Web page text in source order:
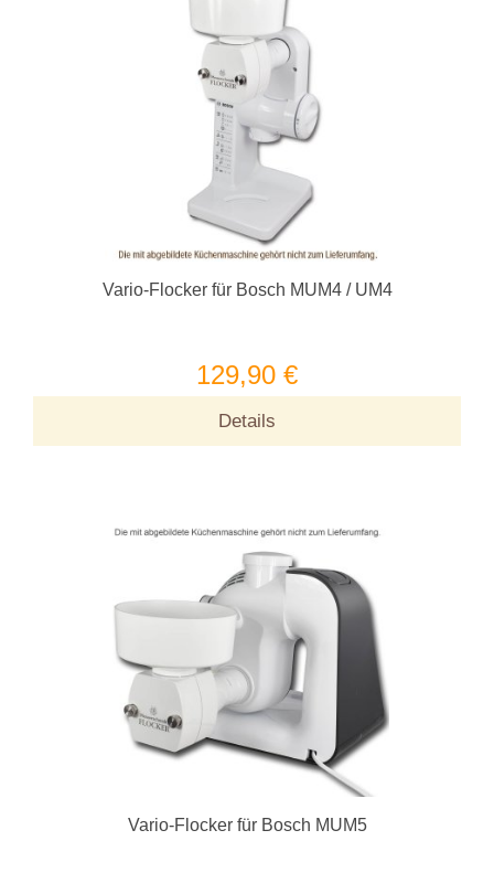
Vario-Flocker für Bosch MUM4 / UM4
129,90 €
Details
Vario-Flocker für Bosch MUM5